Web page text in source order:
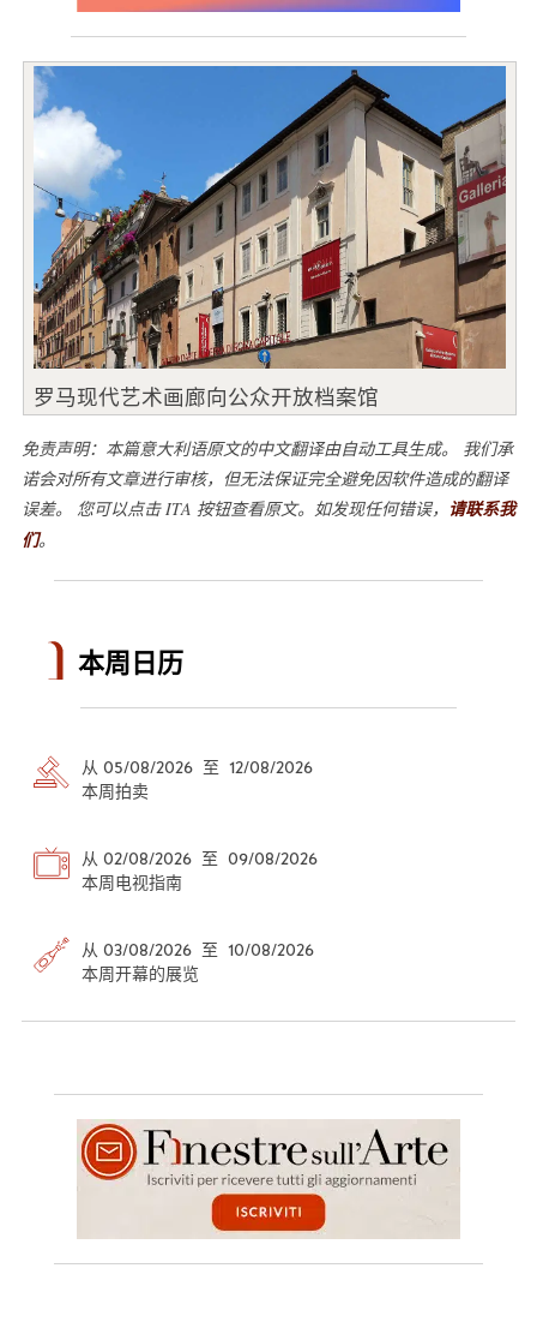
罗马现代艺术画廊向公众开放档案馆
免责声明：本篇意大利语原文的中文翻译由自动工具生成。 我们承
诺会对所有文章进行审核，但无法保证完全避免因软件造成的翻译
误差。 您可以点击 ITA 按钮查看原文。如发现任何错误， 请联系我
们。
本周日历
从 05/08/2026 至 12/08/2026
本周拍卖
从 02/08/2026 至 09/08/2026
本周电视指南
从 03/08/2026 至 10/08/2026
本周开幕的展览